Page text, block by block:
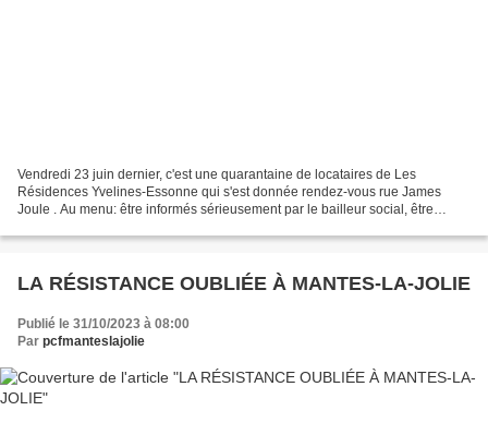
Vendredi 23 juin dernier, c'est une quarantaine de locataires de Les
Résidences Yvelines-Essonne qui s'est donnée rendez-vous rue James
Joule . Au menu: être informés sérieusement par le bailleur social, être
LA RÉSISTANCE OUBLIÉE À MANTES-LA-JOLIE
Publié le 31/10/2023 à 08:00
Par pcfmanteslajolie